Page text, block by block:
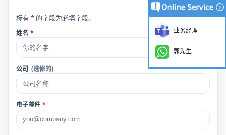
标有 * 的字段为必填字段。
姓名 *
公司 (选修的)
电子邮件 *
业务经理
郭先生